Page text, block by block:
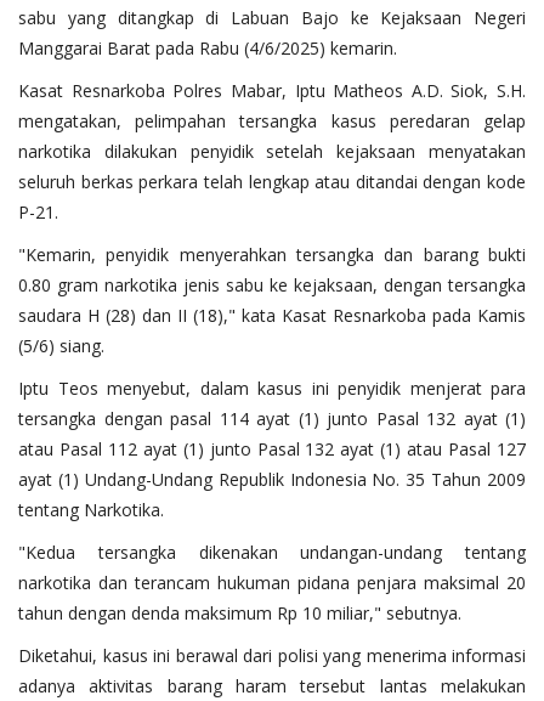
sabu yang ditangkap di Labuan Bajo ke Kejaksaan Negeri
Manggarai Barat pada Rabu (4/6/2025) kemarin.
Kasat Resnarkoba Polres Mabar, Iptu Matheos A.D. Siok, S.H.
mengatakan, pelimpahan tersangka kasus peredaran gelap
narkotika dilakukan penyidik setelah kejaksaan menyatakan
seluruh berkas perkara telah lengkap atau ditandai dengan kode
P-21.
"Kemarin, penyidik menyerahkan tersangka dan barang bukti
0.80 gram narkotika jenis sabu ke kejaksaan, dengan tersangka
saudara H (28) dan II (18)," kata Kasat Resnarkoba pada Kamis
(5/6) siang.
Iptu Teos menyebut, dalam kasus ini penyidik menjerat para
tersangka dengan pasal 114 ayat (1) junto Pasal 132 ayat (1)
atau Pasal 112 ayat (1) junto Pasal 132 ayat (1) atau Pasal 127
ayat (1) Undang-Undang Republik Indonesia No. 35 Tahun 2009
tentang Narkotika.
"Kedua tersangka dikenakan undangan-undang tentang
narkotika dan terancam hukuman pidana penjara maksimal 20
tahun dengan denda maksimum Rp 10 miliar," sebutnya.
Diketahui, kasus ini berawal dari polisi yang menerima informasi
adanya aktivitas barang haram tersebut lantas melakukan